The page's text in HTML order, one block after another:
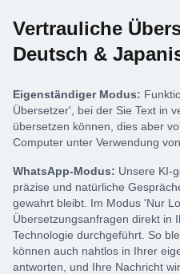
Vertrauliche
Deutsch &
Eigenständiger Modus:
Übersetzer', bei der Sie Text in
übersetzen können, dies aber
Computer unter Verwendung
WhatsApp-Modus: Unsere KI-
präzise und natürliche
gewahrt bleibt. Im Modus 'Nur
Übersetzungsanfragen direkt in
Technologie durchgeführt. So
können auch nahtlos in Ihrer
antworten, und Ihre Nachricht